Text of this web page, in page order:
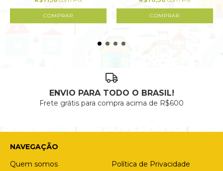
ENVIO PARA TODO O BRASIL!
Frete grátis para compra acima de R$600
NAVEGAÇÃO
Quem somos
Política de Privacidade